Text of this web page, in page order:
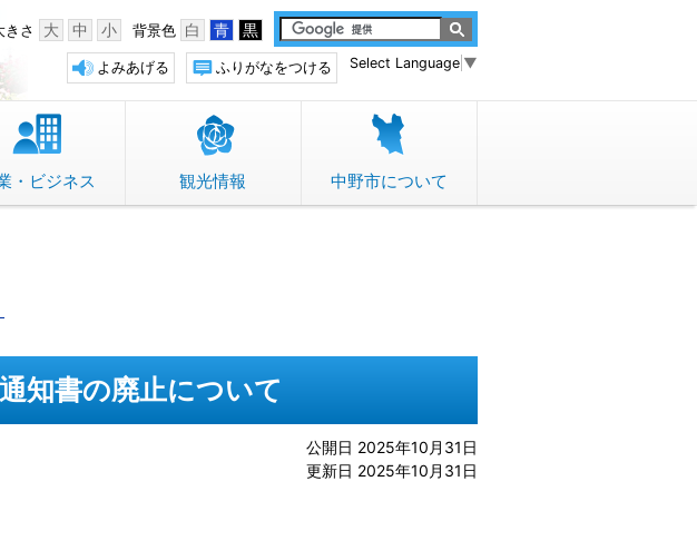
背景色 白 青 黒
きさ 大 中 小
Select Language ▼
ふりがなをつける
よみあげる
・ビジネス 観光情報 中野市について
知書の廃止について
公開日 2025年10月31日
更新日 2025年10月31日